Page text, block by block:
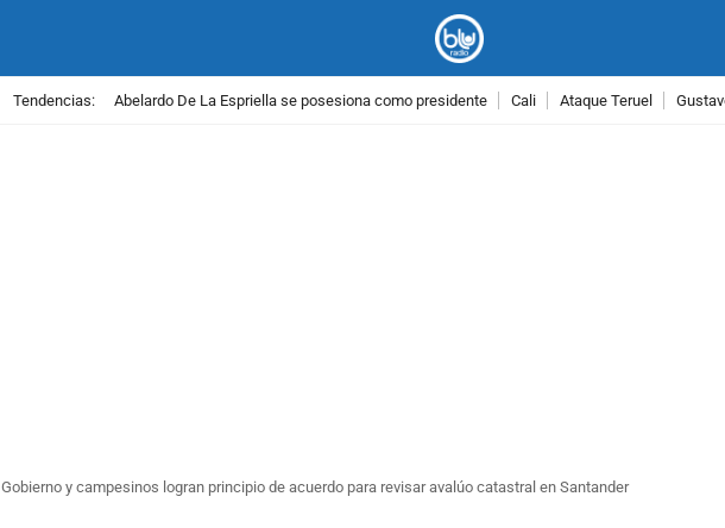
Tendencias: Abelardo De La Espriella se posesiona como presidente Cali Ataque Teruel
Gobierno y campesinos logran principio de acuerdo para revisar avalúo catastral en Santander